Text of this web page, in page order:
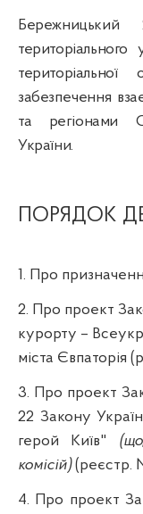
Бережницький
територіальної
забезпечення
та регіонами
України.
ПОРЯДОК
1. Про
2. Про проект
курорту –
міста Євпаторія
3. Про проект
22 Закону
герой Київ"
комісій)(реєстр.
4. Про проект